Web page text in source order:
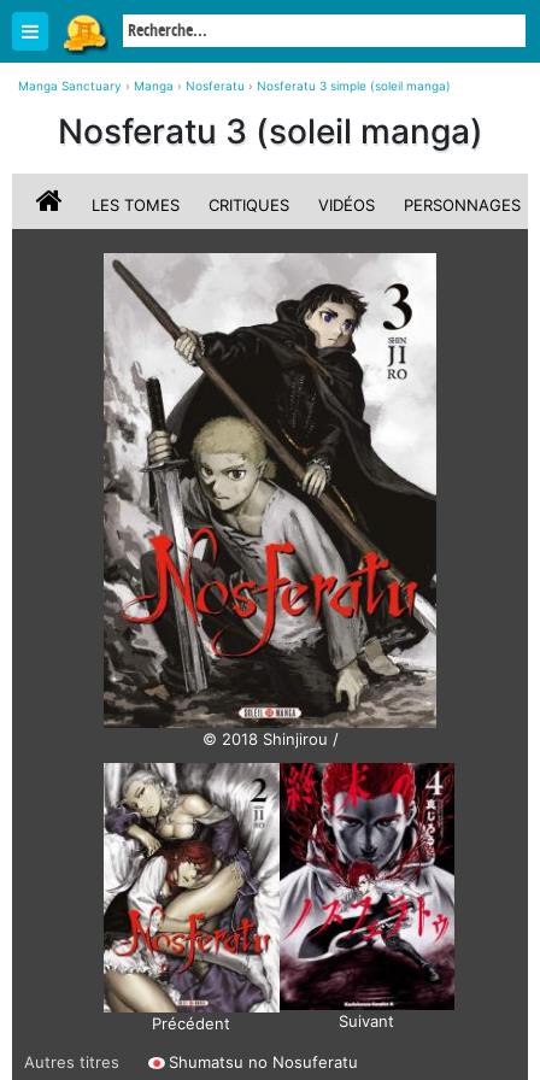
Manga Sanctuary › Manga › Nosferatu › Nosferatu 3 simple (soleil manga)
Nosferatu 3 (soleil manga)
LES TOMES CRITIQUES VIDÉOS PERSONNAGES
© 2018 Shinjirou /
Précédent Suivant
Autres titres
Shumatsu no Nosuferatu